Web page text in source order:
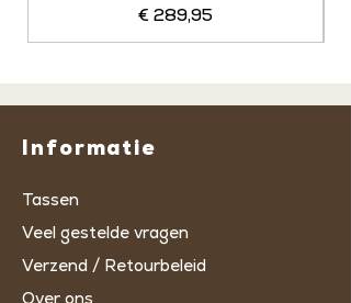
Prijs
€ 289,95
Informatie
Tassen
Veel gestelde vragen
Verzend / Retourbeleid
Over ons